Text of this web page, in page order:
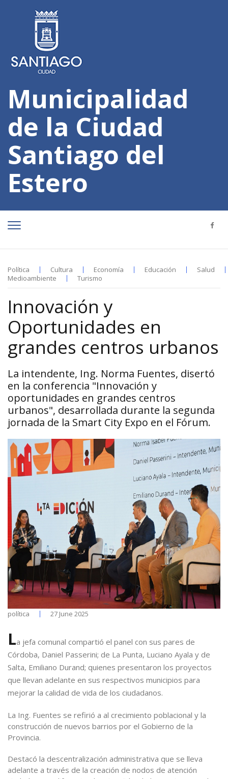
Municipalidad
de la Ciudad
Santiago del
Estero
Política Cultura Economía Educación
Salud
Medioambiente
Turismo
Innovación y
Oportunidades en
grandes centros urbanos
La intendente, Ing. Norma Fuentes, disertó
en la conferencia "Innovación y
oportunidades en grandes centros
urbanos", desarrollada durante la segunda
jornada de la Smart City Expo en el Fórum.
política 27 June 2025
La jefa comunal compartió el panel con sus pares de
Córdoba, Daniel Passerini; de La Punta, Luciano Ayala y de
Salta, Emiliano Durand; quienes presentaron los proyectos
que llevan adelante en sus respectivos municipios para
mejorar la calidad de vida de los ciudadanos.
La Ing. Fuentes se refirió a al crecimiento poblacional y la
construcción de nuevos barrios por el Gobierno de la
Provincia.
Destacó la descentralización administrativa que se lleva
adelante a través de la creación de nodos de atención